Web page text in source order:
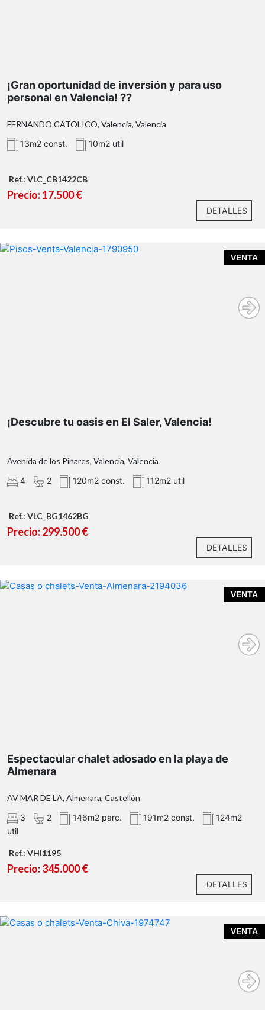
¡Gran oportunidad de inversión y para uso
personal en Valencia! ??
FERNANDO CATOLICO, Valencia, Valencia
13m2 const.
10m2 util
Ref.: VLC_CB1422CB
Precio: 17.500 €
DETALLES
VENTA
¡Descubre tu oasis en El Saler, Valencia!
Avenida de los Pinares, Valencia, Valencia
4
2 120m2 const. 112m2 util
Ref.: VLC_BG1462BG
Precio: 299.500 €
DETALLES
VENTA
Espectacular chalet adosado en la playa de
Almenara
AV MAR DE LA, Almenara, Castellón
3
2 146m2 parc. 191m2 const.
124m2
util
Ref.: VHI1195
Precio: 345.000 €
DETALLES
VENTA